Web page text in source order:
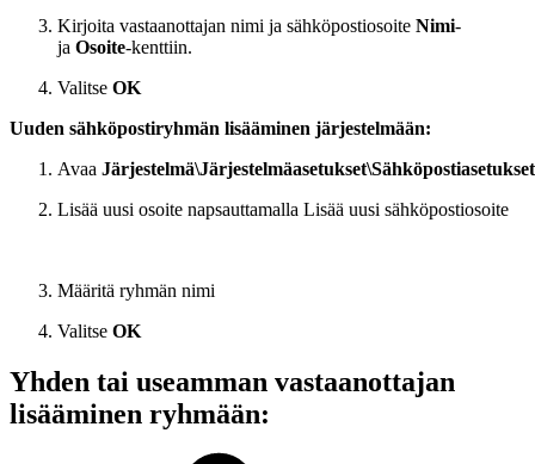
Kirjoita vastaanottajan nimi ja sähköpostiosoite Nimi-
ja Osoite-kenttiin.
Valitse OK
Uuden sähköpostiryhmän lisääminen järjestelmään:
Avaa Järjestelmä\Järjestelmäasetukset\Sähköpostiasetukset
Lisää uusi osoite napsauttamalla Lisää uusi sähköpostiosoite
Määritä ryhmän nimi
Valitse OK
Yhden tai useamman vastaanottajan
lisääminen ryhmään: